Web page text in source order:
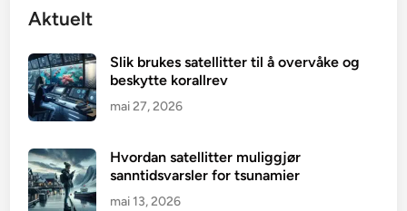
Aktuelt
Slik brukes satellitter til å overvåke og
beskytte korallrev
mai 27, 2026
Hvordan satellitter muliggjør
sanntidsvarsler for tsunamier
mai 13, 2026